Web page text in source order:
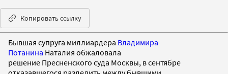
Копировать ссылку
Бывшая супруга миллиардера Владимира
Потанина Наталия обжаловала
решение Пресненского суда Москвы, в сентябре